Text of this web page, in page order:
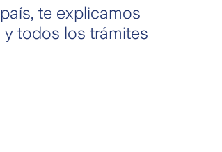
te explicamos
todos los trámites